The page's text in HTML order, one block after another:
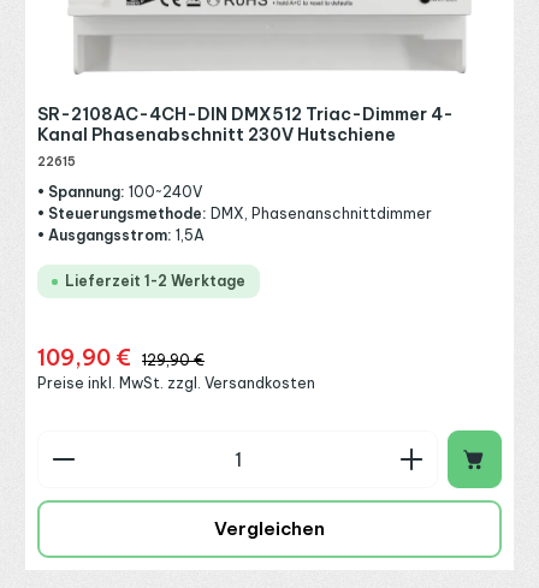
SR-2108AC-4CH-DIN DMX512 Triac-Dimmer 4-
Kanal Phasenabschnitt 230V Hutschiene
22615
• Spannung: 100~240V
• Steuerungsmethode: DMX, Phasenanschnittdimmer
• Ausgangsstrom: 1,5A
Lieferzeit 1-2 Werktage
Verkaufspreis:
109,90 € Regulärer Preis:
129,90 €
Preise inkl. MwSt. zzgl. Versandkosten
Produkt Anzahl: Gib den gewünschten Wert
Vergleichen